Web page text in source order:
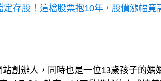
存股！這檔股票抱10年，股價漲幅竟
創辦人，同時也是一位13歲孩子的媽